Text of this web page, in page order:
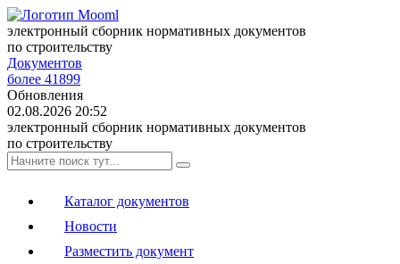
электронный сборник нормативных документов
по строительству
Документов
более 41899
Обновления
02.08.2026 20:52
электронный сборник нормативных документов
по строительству
Каталог документов
Новости
Разместить документ